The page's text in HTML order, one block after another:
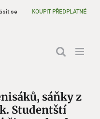
se KOUPIT PŘEDPLATNÉ
sáňky z
Studentští